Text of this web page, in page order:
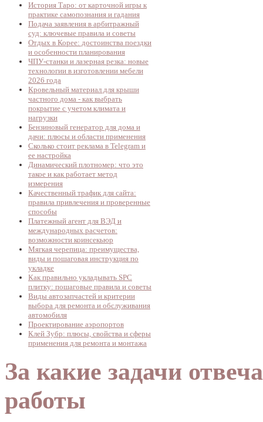
История Таро: от карточной игры к
практике самопознания и гадания
Подача заявления в арбитражный
суд: ключевые правила и советы
Отдых в Корее: достоинства поездки
и особенности планирования
ЧПУ-станки и лазерная резка: новые
технологии в изготовлении мебели
2026 года
Кровельный материал для крыши
частного дома - как выбрать
покрытие с учетом климата и
нагрузки
Бензиновый генератор для дома и
дачи: плюсы и области применения
Сколько стоит реклама в Telegram и
ее настройка
Динамический плотномер: что это
такое и как работает метод
измерения
Качественный трафик для сайта:
правила привлечения и проверенные
способы
Платежный агент для ВЭД и
международных расчетов:
возможности коинсекьюр
Мягкая черепица: преимущества,
виды и пошаговая инструкция по
укладке
Как правильно укладывать SPC
плитку: пошаговые правила и советы
Виды автозапчастей и критерии
выбора для ремонта и обслуживания
автомобиля
Проектирование аэропортов
Клей Зубр: плюсы, свойства и сферы
применения для ремонта и монтажа
За какие задачи
работы